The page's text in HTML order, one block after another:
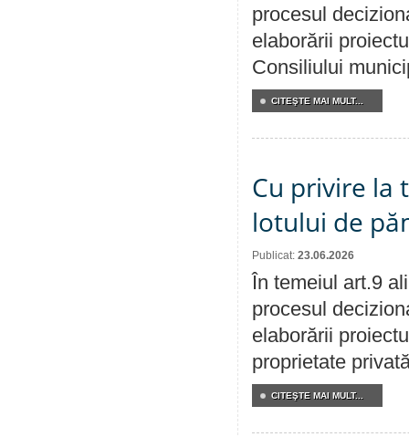
procesul
elaborării
Consiliului
CITEŞTE MAI MULT...
Cu privire la
lotului de
Publicat: 23.06.2026
În temeiul art.9
procesul
elaborării
proprietate
CITEŞTE MAI MULT...